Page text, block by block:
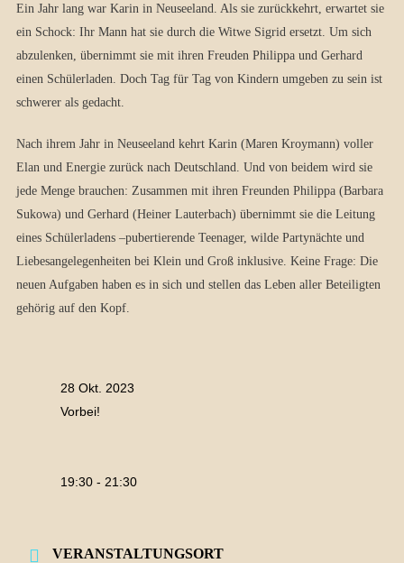
Ein Jahr lang war Karin in Neuseeland. Als sie zurückkehrt, erwartet sie
ein Schock: Ihr Mann hat sie durch die Witwe Sigrid ersetzt. Um sich
abzulenken, übernimmt sie mit ihren Freuden Philippa und Gerhard
einen Schülerladen. Doch Tag für Tag von Kindern umgeben zu sein ist
schwerer als gedacht.
Nach ihrem Jahr in Neuseeland kehrt Karin (Maren Kroymann) voller
Elan und Energie zurück nach Deutschland. Und von beidem wird sie
jede Menge brauchen: Zusammen mit ihren Freunden Philippa (Barbara
Sukowa) und Gerhard (Heiner Lauterbach) übernimmt sie die Leitung
eines Schülerladens –pubertierende Teenager, wilde Partynächte und
Liebesangelegenheiten bei Klein und Groß inklusive. Keine Frage: Die
neuen Aufgaben haben es in sich und stellen das Leben aller Beteiligten
gehörig auf den Kopf.
28 Okt. 2023
Vorbei!
19:30 - 21:30
VERANSTALTUNGSORT